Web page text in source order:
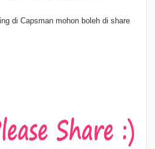
di Capsman mohon boleh di share